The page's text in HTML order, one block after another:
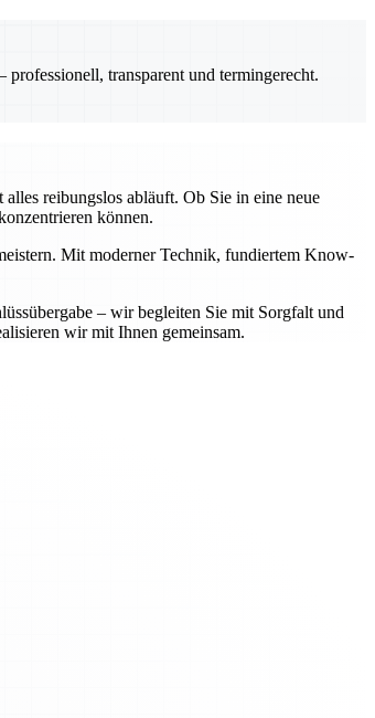
professionell, transparent und termingerecht.
reibungslos abläuft. Ob Sie in eine neue
können.
Mit moderner Technik, fundiertem Know-
– wir begleiten Sie mit Sorgfalt und
wir mit Ihnen gemeinsam.